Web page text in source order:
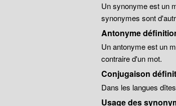
Un synonyme est un
synonymes sont
Antonyme
Un antonyme est un
contraire d'un mot.
Conjugaison
Dans les langues
Usage des